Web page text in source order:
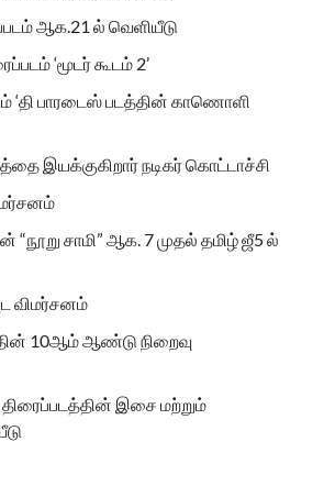
ஆக.21 ல் வெளியீடு
‘மூடர் கூடம் 2’
‘தி பாரடைஸ் படத்தின் காணொளி
இயக்குகிறார் நடிகர் கொட்டாச்சி
சாமி” ஆக. 7 முதல் தமிழ் ஜீ5 ல்
விமர்சனம்
10ஆம் ஆண்டு நிறைவு
இசை மற்றும்